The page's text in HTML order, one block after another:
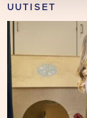
UUTISET